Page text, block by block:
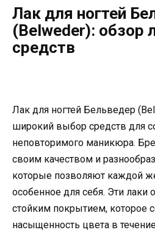
Лак для ногтей
(Belweder): обзор
средств
Лак для ногтей Бельведер
широкий выбор средств для
неповторимого маникюра.
своим качеством и
которые позволяют каждой
особенное для себя. Эти
стойким покрытием, которое
насыщенность цвета в